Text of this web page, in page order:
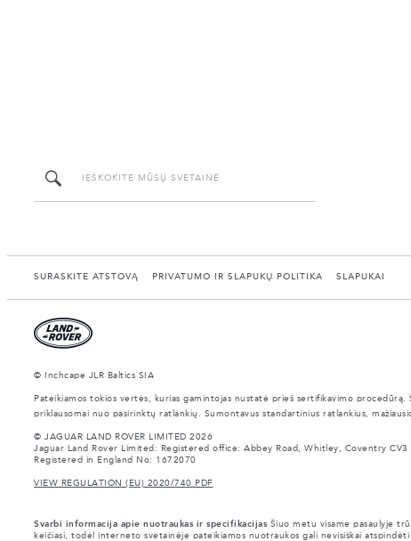
SURASKITE ATSTOVĄ PRIVATUMO IR SLAPUKŲ POLITIKA SLAPUKAI
© Inchcape JLR Baltics SIA
Pateikiamos tokios vertės, kurias gamintojas nustatė prieš sertifikavimo
priklausomai nuo pasirinktų ratlankių. Sumontavus standartinius ratlankius,
© JAGUAR LAND ROVER LIMITED 2026
Jaguar Land Rover Limited: Registered office: Abbey Road, Whitley, Coventry CV3
Registered in England No: 1672070
VIEW REGULATION (EU) 2020/740 PDF
Svarbi informacija apie nuotraukas ir specifikacijasŠiuo metu visame pasaulyje
keičiasi, todėl interneto svetainėje pateikiamos nuotraukos gali nevisiškai